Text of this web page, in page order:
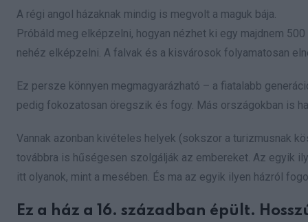
A régi angol házaknak mindig is megvolt a maguk bája.
Próbáld meg elképzelni, hogyan nézhet ki egy majdnem
nehéz elképzelni. A falvak és a kisvárosok folyamatosan
Ez persze könnyen megmagyarázható – a fiatalabb
pedig fokozatosan öregszik és fogy. Más országokban is
Vannak azonban kivételes helyek (sokszor a turizmusnak
továbbra is hűségesen szolgálják az embereket. Az egyik
itt olyanok, mint a mesében. És ma az egyik ilyen házról
Ez a ház a 16. században épült.